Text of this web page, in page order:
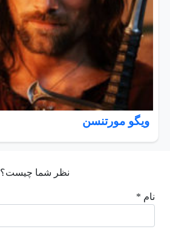
ویگو مورتنسن
نظر شما چیست؟
نام *